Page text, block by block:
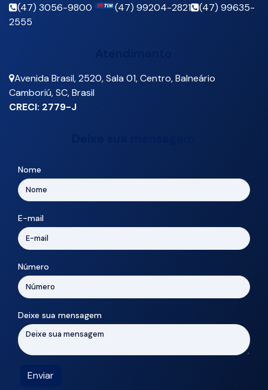
(47) 3056-9800 (47) 99204-2821
(47) 99635-
2555
Avenida Brasil,2520,Sala 01,Centro,Balneário
Camboriú,SC,Brasil
CRECI: 2779-J
Nome
E-mail
Número
Deixe sua mensagem